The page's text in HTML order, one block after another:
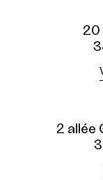
20
2 allée